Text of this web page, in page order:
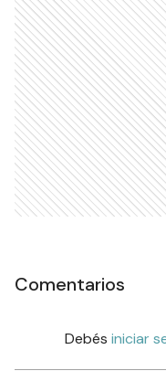
Comentarios
Debés iniciar